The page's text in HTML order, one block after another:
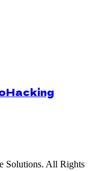
Solutions. All Rights